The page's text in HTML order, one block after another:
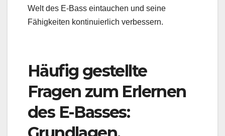
Welt des E-Bass eintauchen und seine
Fähigkeiten kontinuierlich verbessern.
Häufig gestellte
Fragen zum Erlernen
des E-Basses: